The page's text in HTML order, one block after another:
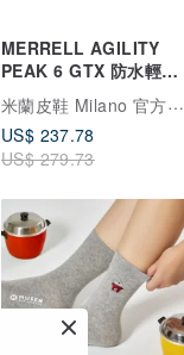
MERRELL AGILITY
PEAK 6 GTX 防水輕量
戶外越野訓練鞋 男鞋-灰米蘭皮鞋 Milano 官方直營
US$ 237.78
US$ 279.73